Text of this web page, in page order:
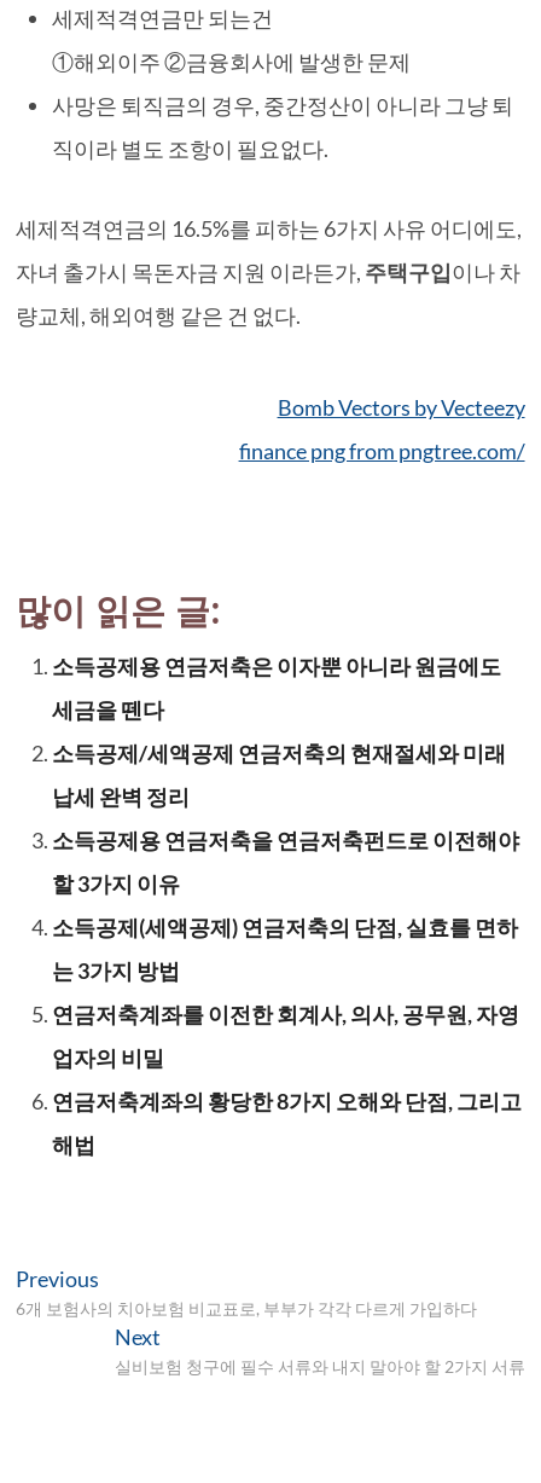
세제적격연금만 되는건
①해외이주 ②금융회사에 발생한 문제
사망은 퇴직금의 경우, 중간정산이 아니라 그냥 퇴
직이라 별도 조항이 필요없다.
세제적격연금의 16.5%를 피하는 6가지 사유 어디에도,
자녀 출가시 목돈자금 지원 이라든가, 주택구입이나 차
량교체, 해외여행 같은 건 없다.
Bomb Vectors by Vecteezy
finance png from pngtree.com/
많이 읽은 글:
소득공제용 연금저축은 이자뿐 아니라 원금에도
세금을 뗀다
소득공제/세액공제 연금저축의 현재절세와 미래
납세 완벽 정리
소득공제용 연금저축을 연금저축펀드로 이전해야
할 3가지 이유
소득공제(세액공제) 연금저축의 단점, 실효를 면하
는 3가지 방법
연금저축계좌를 이전한 회계사, 의사, 공무원, 자영
업자의 비밀
연금저축계좌의 황당한 8가지 오해와 단점, 그리고
해법
글
탐
Previous
post:
6개 보험사의 치아보험 비교표로, 부부가 각각 다르게 가입하다
NextNext
post:
실비보험 청구에 필수 서류와 내지 말아야 할 2가지 서류